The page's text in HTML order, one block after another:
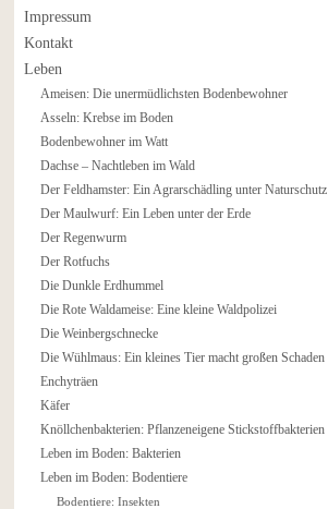
Impressum
Kontakt
Leben
Ameisen: Die unermüdlichsten Bodenbewohner
Asseln: Krebse im Boden
Bodenbewohner im Watt
Dachse – Nachtleben im Wald
Der Feldhamster: Ein Agrarschädling unter Naturschutz
Der Maulwurf: Ein Leben unter der Erde
Der Regenwurm
Der Rotfuchs
Die Dunkle Erdhummel
Die Rote Waldameise: Eine kleine Waldpolizei
Die Weinbergschnecke
Die Wühlmaus: Ein kleines Tier macht großen Schaden
Enchyträen
Käfer
Knöllchenbakterien: Pflanzeneigene Stickstoffbakterien
Leben im Boden: Bakterien
Leben im Boden: Bodentiere
Bodentiere: Insekten